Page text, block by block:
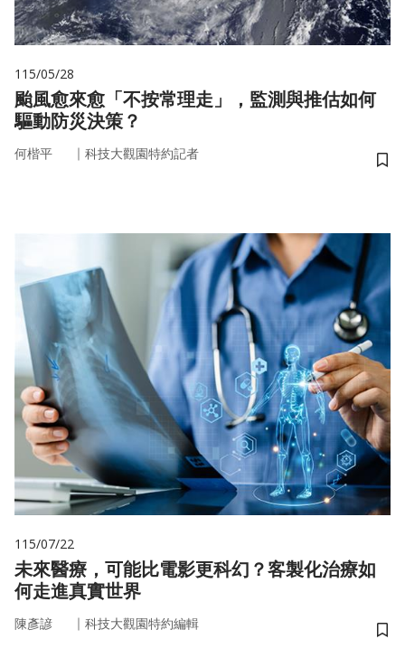
115/05/28
颱風愈來愈「不按常理走」，監測與推估如何
驅動防災決策？
何楷平 ｜ 科技大觀園特約記者
儲
115/07/22
未來醫療，可能比電影更科幻？客製化治療如
何走進真實世界
陳彥諺 ｜ 科技大觀園特約編輯
儲